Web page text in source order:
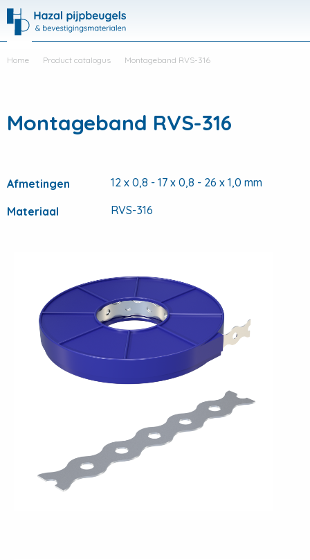
Hazal
Home Product catalogus Montageband RVS-316
Montageband RVS-316
Afmetingen 12 x 0,8 - 17 x 0,8 - 26 x 1,0 mm
Materiaal RVS-316